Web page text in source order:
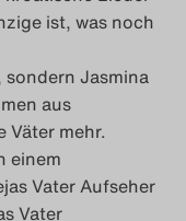
ist, was noch
Jasmina
aus
Väter mehr.
einem
Vater Aufseher
Vater